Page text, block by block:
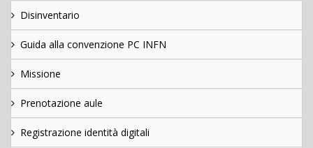
Disinventario
Guida alla convenzione PC INFN
Missione
Prenotazione aule
Registrazione identità digitali